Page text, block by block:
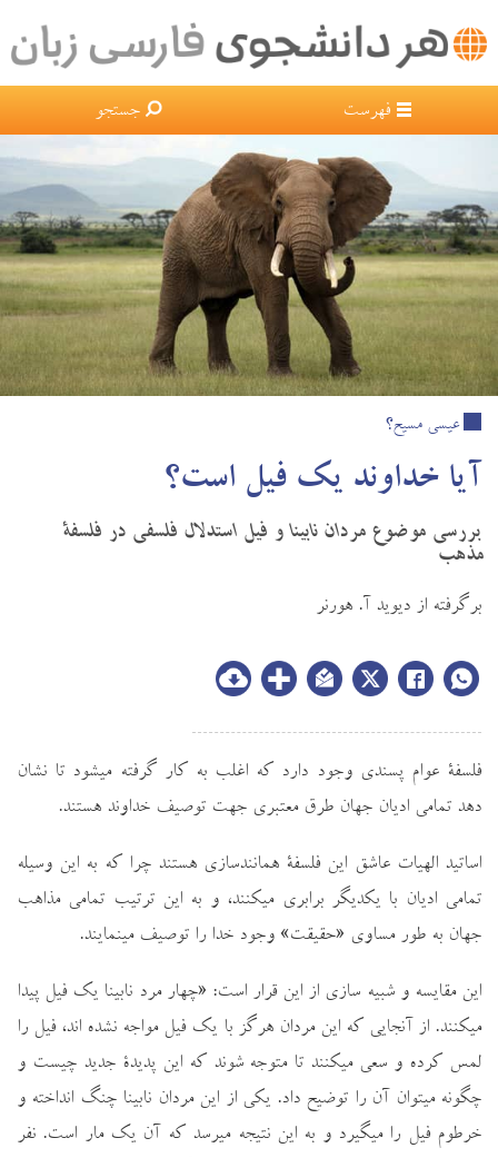
جستجو فهرست
عیسی مسیح؟
آيا خداوند يك فيل است؟
بررسي موضوع مردان نابينا و فيل استدلال فلسفي در فلسفة
مذهب
برگرفته از ديويد آ. هورنر
فلسفة عوام پسندي وجود دارد كه اغلب به كار گرفته ميشود تا نشان
دهد تمامي اديان جهان طرق معتبري جهت توصيف خداوند هستند.
اساتيد الهيات عاشق اين فلسفة همانندسازي هستند چرا كه به اين وسيله
تمامي اديان با يكديگر برابري ميكنند، و به اين ترتيب تمامي مذاهب
جهان به طور مساوي «حقيقت» وجود خدا را توصيف مينمايند.
اين مقايسه و شبيه سازي از اين قرار است: «چهار مرد نابينا يك فيل پيدا
ميكنند. از آنجايي كه اين مردان هرگز با يك فيل مواجه نشده اند، فيل را
لمس كرده و سعي ميكنند تا متوجه شوند كه اين پديدة جديد چيست و
چگونه ميتوان آن را توضيح داد. يكي از اين مردان نابينا چنگ انداخته و
خرطوم فيل را ميگيرد و به اين نتيجه ميرسد كه آن يك مار است. نفر